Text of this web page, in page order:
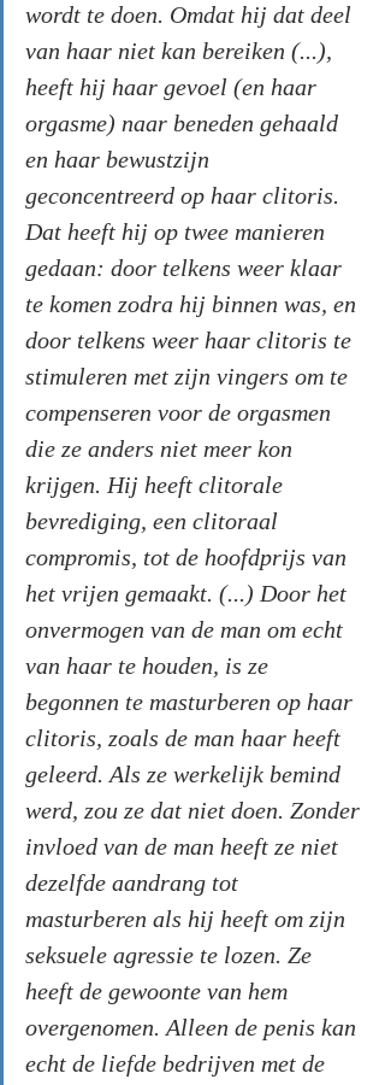
wordt te doen. Omdat hij dat deel
van haar niet kan bereiken (...),
heeft hij haar gevoel (en haar
orgasme) naar beneden gehaald
en haar bewustzijn
geconcentreerd op haar clitoris.
Dat heeft hij op twee manieren
gedaan: door telkens weer klaar
te komen zodra hij binnen was, en
door telkens weer haar clitoris te
stimuleren met zijn vingers om te
compenseren voor de orgasmen
die ze anders niet meer kon
krijgen. Hij heeft clitorale
bevrediging, een clitoraal
compromis, tot de hoofdprijs van
het vrijen gemaakt. (...) Door het
onvermogen van de man om echt
van haar te houden, is ze
begonnen te masturberen op haar
clitoris, zoals de man haar heeft
geleerd. Als ze werkelijk bemind
werd, zou ze dat niet doen. Zonder
invloed van de man heeft ze niet
dezelfde aandrang tot
masturberen als hij heeft om zijn
seksuele agressie te lozen. Ze
heeft de gewoonte van hem
overgenomen. Alleen de penis kan
echt de liefde bedrijven met de